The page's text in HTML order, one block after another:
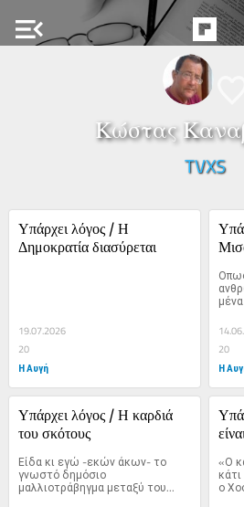
menu_open
Κώστας
TVXS
Υπάρχει λόγος / Η
Δημοκρατία διασύρεται
19.07.2026
20
Η Αυγή
του...
20
Η
Υπάρχει λόγος / Η καρδιά
του σκότους
Είδα κι εγώ -εκών άκων- το
γνωστό δημόσιο
μαλλιοτράβηγμα μεταξύ του...
«Ο
ο